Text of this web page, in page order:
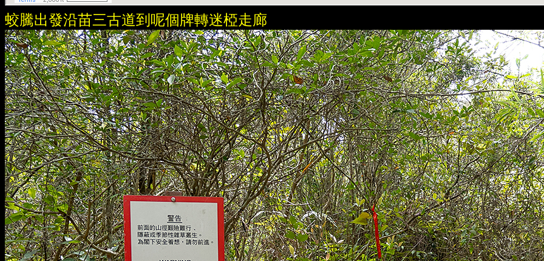
蛟騰出發沿苗三古道到呢個牌轉迷椏走廊